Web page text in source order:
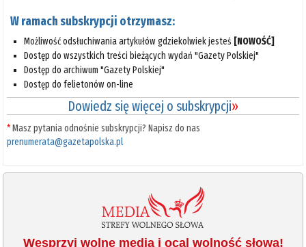
W ramach subskrypcji otrzymasz:
Możliwość odsłuchiwania artykułów gdziekolwiek jesteś [NOWOŚĆ]
Dostęp do wszystkich treści bieżących wydań "Gazety Polskiej"
Dostęp do archiwum "Gazety Polskiej"
Dostęp do felietonów on-line
Dowiedz się więcej o subskrypcji»
*Masz pytania odnośnie subskrypcji? Napisz do nas
prenumerata@gazetapolska.pl
Wesprzyj wolne media i ocal wolność słowa!